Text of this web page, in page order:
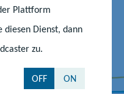
Plattform
diesen Dienst, dann
zu.
OFF ON
m
Y
o